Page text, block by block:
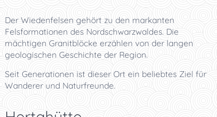
Der Wiedenfelsen gehört zu den markanten
Felsformationen des Nordschwarzwaldes. Die
mächtigen Granitblöcke erzählen von der langen
geologischen Geschichte der Region.
Seit Generationen ist dieser Ort ein beliebtes Ziel für
Wanderer und Naturfreunde.